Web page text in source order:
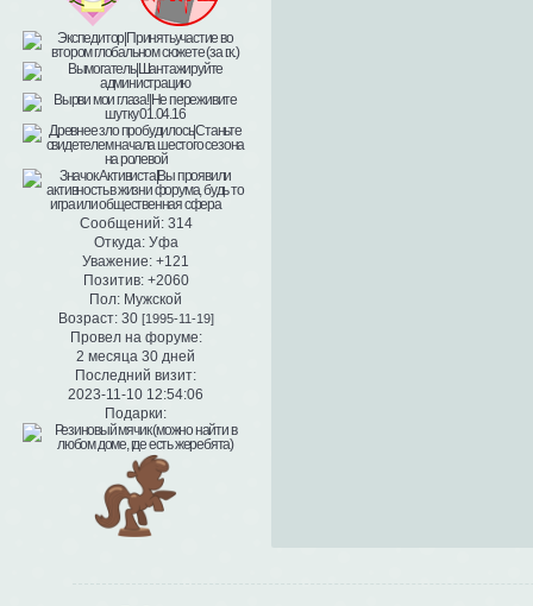
Сообщений:314
Откуда:Уфа
Уважение: +121
Позитив: +2060
Пол: Мужской
Возраст:30 [1995-11-19]
Провел на форуме:
2 месяца 30 дней
Последний визит:
2023-11-10 12:54:06
Подарки: